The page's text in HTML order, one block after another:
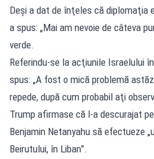
Deşi a dat de înţeles că diplomaţia
a spus: „Mai am nevoie de câteva
verde.
Referindu-se la acţiunile Israelului
spus: „A fost o mică problemă
repede, după cum probabil aţi
Trump afirmase că l-a descurajat
Benjamin Netanyahu să efectueze
Beirutului, în Liban”.